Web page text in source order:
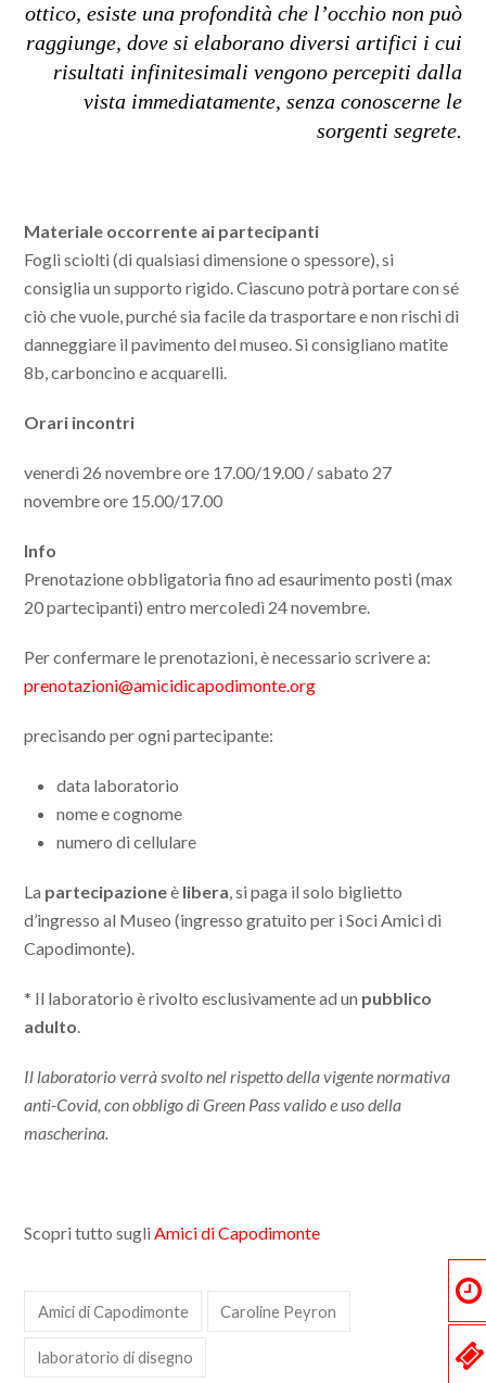
ottico, esiste una profondità che l’occhio non può
raggiunge, dove si elaborano diversi artifici i cui
risultati infinitesimali vengono percepiti dalla
vista immediatamente, senza conoscerne le
sorgenti segrete.
Materiale occorrente ai partecipanti
Fogli sciolti (di qualsiasi dimensione o spessore), si
consiglia un supporto rigido. Ciascuno potrà portare con sé
ciò che vuole, purché sia facile da trasportare e non rischi di
danneggiare il pavimento del museo. Si consigliano matite
8b, carboncino e acquarelli.
Orari incontri
venerdì 26 novembre ore 17.00/19.00 / sabato 27
novembre ore 15.00/17.00
Info
Prenotazione obbligatoria fino ad esaurimento posti (max
20 partecipanti) entro mercoledì 24 novembre.
Per confermare le prenotazioni, è necessario scrivere a:
prenotazioni@amicidicapodimonte.org
precisando per ogni partecipante:
data laboratorio
nome e cognome
numero di cellulare
La partecipazioneè libera, si paga il solo biglietto
d’ingresso al Museo (ingresso gratuito per i Soci Amici di
Capodimonte).
* Il laboratorio è rivolto esclusivamente ad un pubblico
adulto.
Il laboratorio verrà svolto nel rispetto della vigente normativa
anti-Covid, con obbligo di Green Pass valido e uso della
mascherina.
Scopri tutto sugliAmici di Capodimonte
Amici di Capodimonte Caroline Peyron
laboratorio di disegno